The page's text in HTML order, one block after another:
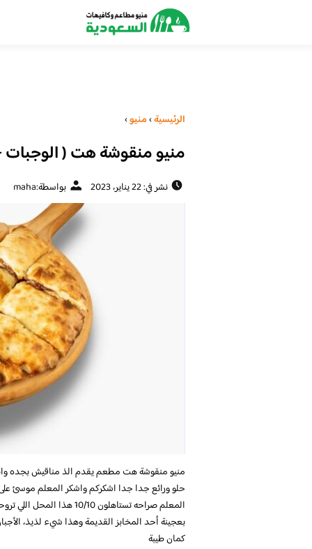
الرئيسية›منيو›
منيو منقوشة هت ( الوجبات
نشر في: 22 يناير، 2023 بواسطة:maha
منيو منقوشة هت مطعم يقدم الذ مناقيش بجده
حلو ورائع جدا جدا اشكركم واشكر المعلم موسئ
المعلم صراحه تستاهلون 10/10
هذا المحل اللي
بعجينة أحد المخابز القديمة وهذا شيء لذيذ،
كمان طيبة